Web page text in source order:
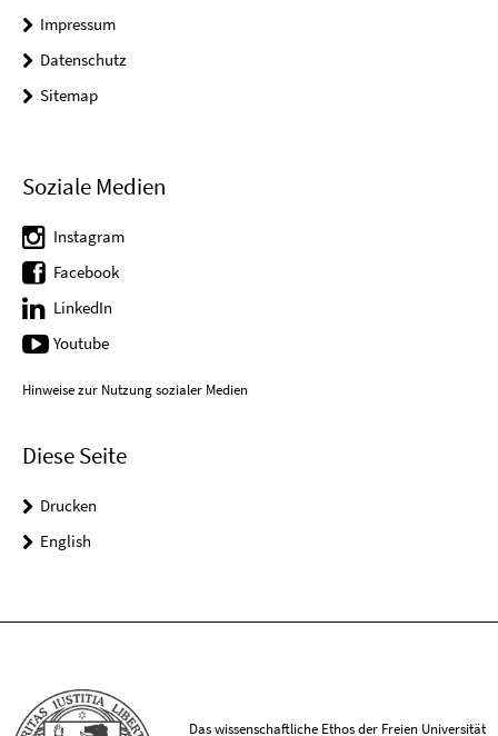
Impressum
Datenschutz
Sitemap
Soziale Medien
Instagram
Facebook
LinkedIn
Youtube
Hinweise zur Nutzung sozialer Medien
Diese Seite
Drucken
English
Das wissenschaftliche Ethos der Freien Universität